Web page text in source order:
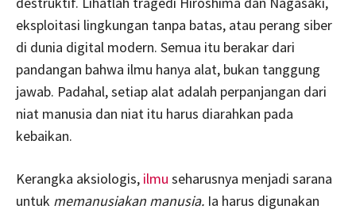
eksploitasi lingkungan tanpa batas, atau perang siber
di dunia digital modern. Semua itu berakar dari
pandangan bahwa ilmu hanya alat, bukan tanggung
jawab. Padahal, setiap alat adalah perpanjangan dari
niat manusia dan niat itu harus diarahkan pada
kebaikan.
Kerangka aksiologis, ilmu seharusnya menjadi sarana
untuk memanusiakan manusia. Ia harus digunakan